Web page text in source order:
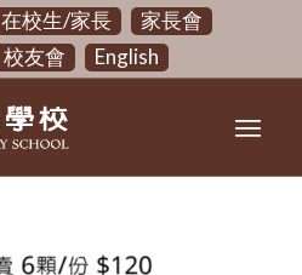
在校生/家長
家長會
校友會 English